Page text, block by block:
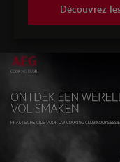
Découvrez